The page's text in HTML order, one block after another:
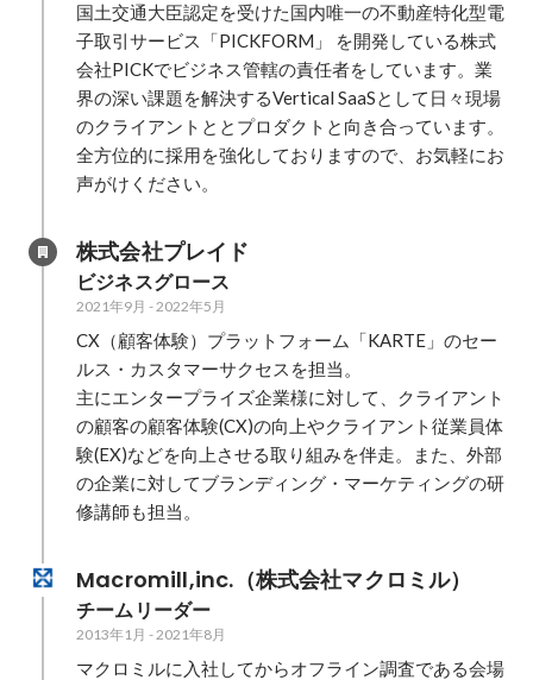
国土交通大臣認定を受けた国内唯一の不動産特化型電
子取引サービス「PICKFORM」 を開発している株式
会社PICKでビジネス管轄の責任者をしています。業
界の深い課題を解決するVertical SaaSとして日々現場
のクライアントととプロダクトと向き合っています。
全方位的に採用を強化しておりますので、お気軽にお
声がけください。
株式会社プレイド
ビジネスグロース
2021年9月 -2022年5月
CX（顧客体験）プラットフォーム「KARTE」のセー
ルス・カスタマーサクセスを担当。
主にエンタープライズ企業様に対して、クライアント
の顧客の顧客体験(CX)の向上やクライアント従業員体
験(EX)などを向上させる取り組みを伴走。また、外部
の企業に対してブランディング・マーケティングの研
修講師も担当。
Macromill,inc.（株式会社マクロミル）
チームリーダー
2013年1月 -2021年8月
マクロミルに入社してからオフライン調査である会場